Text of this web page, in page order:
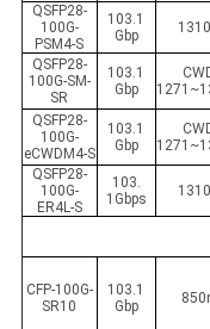
イ
バ
シ
ー
ポ
リ
シ
QSFP28-
100G-
PSM4-S
103.1
Gbp
QSFP28-
100G-SM-
SR
103.1
Gbp
QSFP28-
100G-
eCWDM4-S
103.1
Gbp
QSFP28-
100G-
ER4L-S
103.
1Gbps
CFP-100G-
SR10
103.1
Gbp